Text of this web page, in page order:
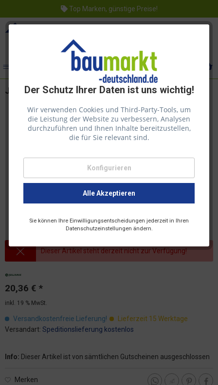
Top Marken, günstige Preise!
Der Schutz Ihrer Daten ist uns wichtig!
Wir verwenden Cookies und Third-Party-Tools, um
die Leistung der Website zu verbessern, Analysen
durchzuführen und Ihnen Inhalte bereitzustellen,
die für Sie relevant sind.
Konfigurieren
Alle Akzeptieren
Sie können Ihre Einwilligungsentscheidungen jederzeit in Ihren
Datenschutzeinstellungen ändern.
Juliana Grosse Federn 10 Stück
Dieser Artikel steht derzeit nicht zur Verfügung!
20,36 € *
inkl. 19 % MwSt.
Versandkostenfreie Lieferung!
Lieferzeit 15 Werktage
Versandart: Speditionslieferung kostenlos
Info: Dieser Artikel ist von sämtlichen Gutscheinen ausgeschlossen
Merken